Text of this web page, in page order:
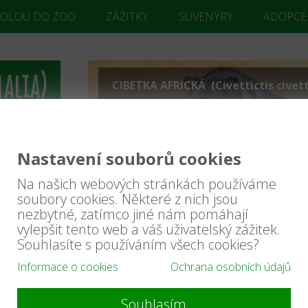
DO ZOO ZÁŽITKY SUVENÝRY ADOPCE
cristatus)
mephitis)
CIBETKA AFRICKÁ (Civettictis
Nastavení souborů cookies
Na našich webových stránkách používáme
soubory cookies. Některé z nich jsou
nezbytné, zatímco jiné nám pomáhají
vylepšit tento web a váš uživatelský zážitek.
Souhlasíte s používáním všech cookies?
Informace o cookies Ochrana osobních údajů
Souhlasím